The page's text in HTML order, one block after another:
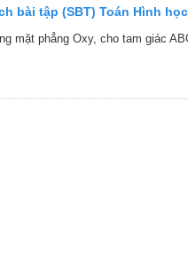
bài tập (SBT) Toán Hình
mặt phẳng Oxy, cho tam giác